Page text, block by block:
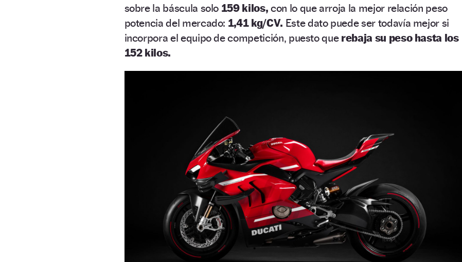
sobre la báscula solo 159 kilos, con lo que arroja la mejor relación peso
potencia del mercado: 1,41 kg/CV. Este dato puede ser todavía mejor si
incorpora el equipo de competición, puesto que rebaja su peso hasta los
152 kilos.